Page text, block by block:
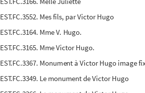
EST.FC.3552. Mes fils, par Victor Hugo
EST.FC.3164. Mme V. Hugo.
EST.FC.3165. Mme Victor Hugo.
EST.FC.3367. Monument à Victor Hugo image
EST.FC.3349. Le monument de Victor Hugo